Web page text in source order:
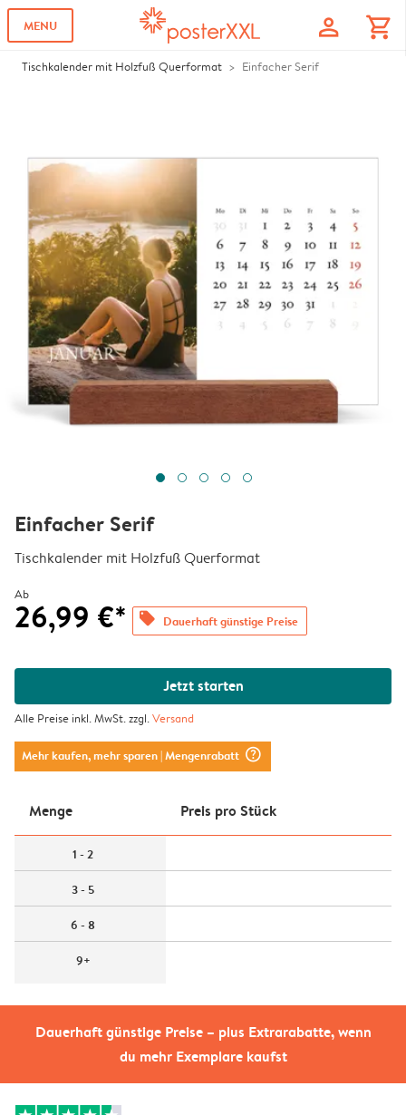
MENU profile shopping_cart
Tischkalender mit Holzfuß Querformat Einfacher Serif
Dauerhaft günstige Preise – plus Extrarabatte, wenn
du mehr Exemplare kaufst
Einfacher Serif
Tischkalender mit Holzfuß Querformat
Ab
26,99 €* offers Dauerhaft günstige Preise
Jetzt starten
Alle Preise inkl. MwSt. zzgl.Versand
Mehr kaufen, mehr sparen| Mengenrabatt question_mark_circle
Menge Preis pro Stück
1 - 2
3 - 5
6 - 8
9+